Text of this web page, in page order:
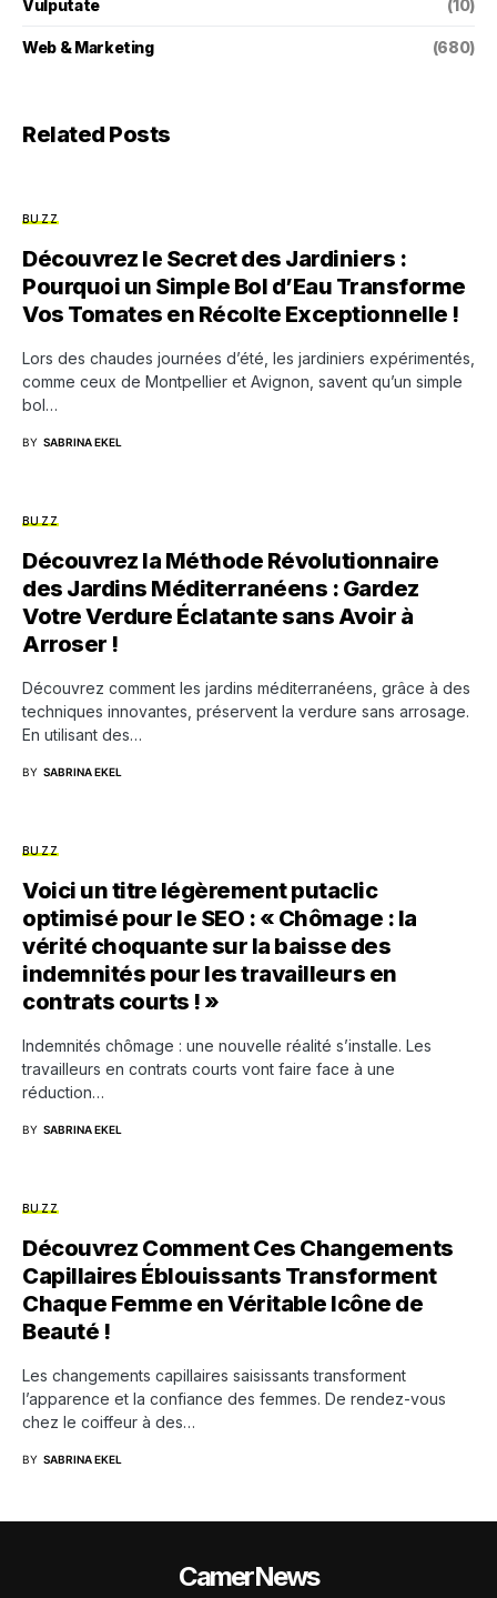
Vulputate (10)
Web & Marketing (680)
Related Posts
BUZZ
Découvrez le Secret des Jardiniers :
Pourquoi un Simple Bol d’Eau Transforme
Vos Tomates en Récolte Exceptionnelle !
Lors des chaudes journées d’été, les jardiniers expérimentés,
comme ceux de Montpellier et Avignon, savent qu’un simple
bol…
BY SABRINA EKEL
BUZZ
Découvrez la Méthode Révolutionnaire
des Jardins Méditerranéens : Gardez
Votre Verdure Éclatante sans Avoir à
Arroser !
Découvrez comment les jardins méditerranéens, grâce à des
techniques innovantes, préservent la verdure sans arrosage.
En utilisant des…
BY SABRINA EKEL
BUZZ
Voici un titre légèrement putaclic
optimisé pour le SEO : « Chômage : la
vérité choquante sur la baisse des
indemnités pour les travailleurs en
contrats courts ! »
Indemnités chômage : une nouvelle réalité s’installe. Les
travailleurs en contrats courts vont faire face à une
réduction…
BY SABRINA EKEL
BUZZ
Découvrez Comment Ces Changements
Capillaires Éblouissants Transforment
Chaque Femme en Véritable Icône de
Beauté !
Les changements capillaires saisissants transforment
l’apparence et la confiance des femmes. De rendez-vous
chez le coiffeur à des…
BY SABRINA EKEL
CamerNews